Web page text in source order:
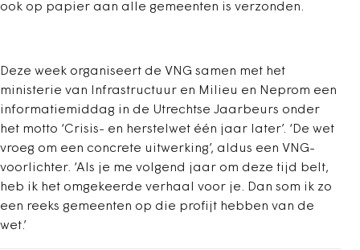
ook op papier aan alle gemeenten is verzonden.
Deze week organiseert de VNG samen met het
ministerie van Infrastructuur en Milieu en Neprom een
informatiemiddag in de Utrechtse Jaarbeurs onder
het motto ‘Crisis- en herstelwet één jaar later’. ‘De wet
vroeg om een concrete uitwerking’, aldus een VNG-
voorlichter. ‘Als je me volgend jaar om deze tijd belt,
heb ik het omgekeerde verhaal voor je. Dan som ik zo
een reeks gemeenten op die profijt hebben van de
wet.’